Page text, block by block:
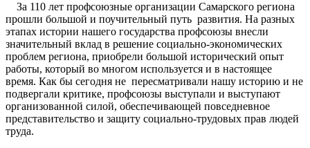
За 110 лет профсоюзные организации Самарского региона
прошли большой и поучительный путь развития. На разных
этапах истории нашего государства профсоюзы внесли
значительный вклад в решение социально-экономических
проблем региона, приобрели большой исторический опыт
работы, который во многом используется и в настоящее
время. Как бы сегодня не пересматривали нашу историю и не
подвергали критике, профсоюзы выступали и выступают
организованной силой, обеспечивающей повседневное
представительство и защиту социально-трудовых прав людей
труда.